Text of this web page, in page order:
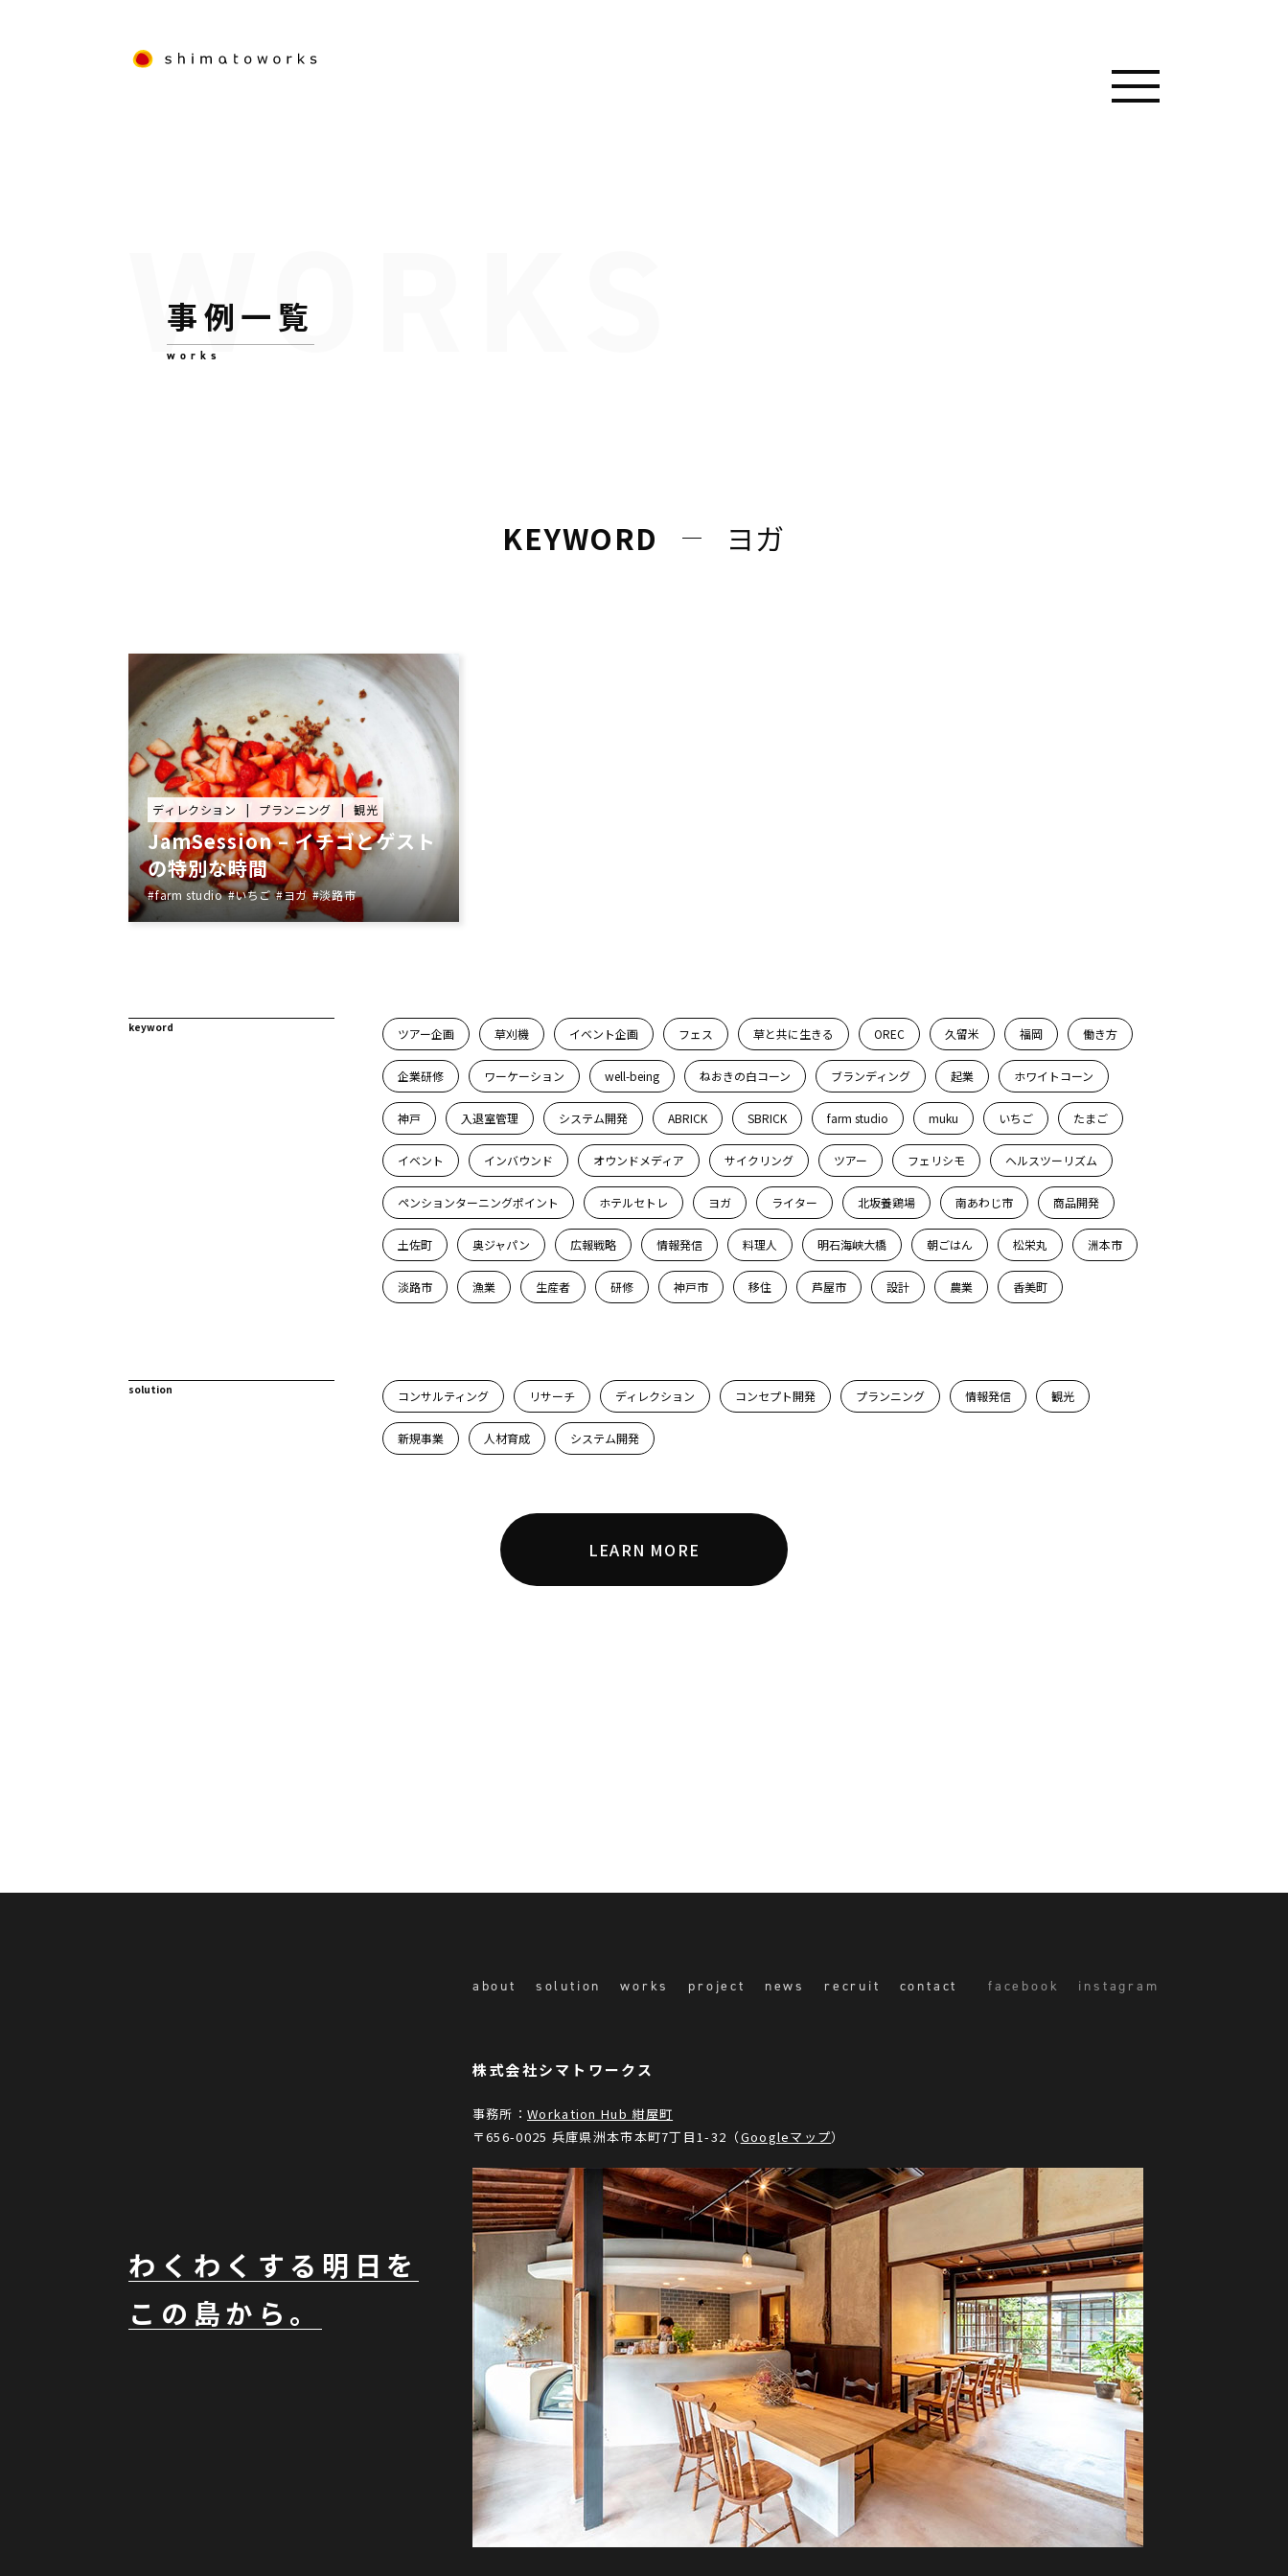
事例一覧
works
KEYWORD ヨガ
ディレクション プランニング 観光
JamSession – イチゴとゲスト
の特別な時間
farm studio いちご ヨガ 淡路市
keyword ツアー企画 草刈機 イベント企画 フェス 草と共に生きる OREC 久留米 福岡 働き方
企業研修 ワーケーション well-being ねおきの白コーン ブランディング 起業 ホワイトコーン
神戸 入退室管理 システム開発 ABRICK SBRICK farm studio muku いちご たまご
イベント インバウンド オウンドメディア サイクリング ツアー フェリシモ ヘルスツーリズム
ペンションターニングポイント ホテルセトレ ヨガ ライター 北坂養鶏場 南あわじ市 商品開発
土佐町 奥ジャパン 広報戦略 情報発信 料理人 明石海峡大橋 朝ごはん 松栄丸 洲本市
淡路市 漁業 生産者 研修 神戸市 移住 芦屋市 設計 農業 香美町
solution コンサルティング リサーチ ディレクション コンセプト開発 プランニング 情報発信 観光
新規事業 人材育成 システム開発
LEARN MORE
わくわくする明日を
この島から。
about solution works project news recruit contact facebook instagram
株式会社シマトワークス
事務所： Workation Hub 紺屋町
〒656-0025 兵庫県洲本市本町7丁目1-32（Googleマップ）